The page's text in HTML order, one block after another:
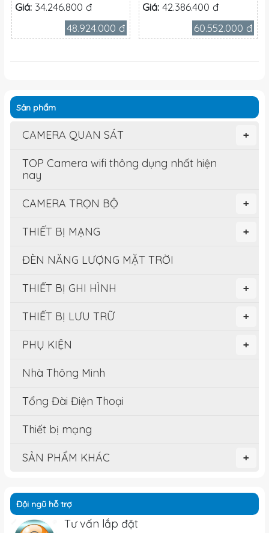
Giá: 34.246.800 đ
48.924.000 đ
Giá: 42.386.400 đ
60.552.000 đ
Sản phẩm
+
CAMERA QUAN SÁT
TOP Camera wifi thông dụng nhất hiện
nay
+
CAMERA TRỌN BỘ
+
THIẾT BỊ MẠNG
ĐÈN NĂNG LƯỢNG MẶT TRỜI
+
THIẾT BỊ GHI HÌNH
+
THIẾT BỊ LƯU TRỮ
+
PHỤ KIỆN
Nhà Thông Minh
Tổng Đài Điện Thoại
Thiết bị mạng
+
SẢN PHẨM KHÁC
Đội ngũ hỗ trợ
Tư vấn lắp đặt